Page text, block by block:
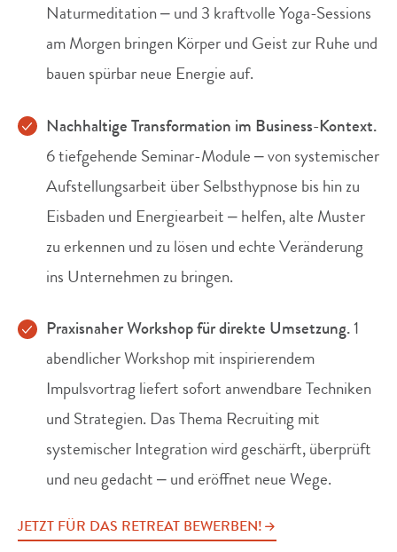
Naturmeditation – und 3 kraftvolle Yoga-Sessions
am Morgen bringen Körper und Geist zur Ruhe und
bauen spürbar neue Energie auf.
Nachhaltige Transformation im Business-Kontext.
6 tiefgehende Seminar-Module – von systemischer
Aufstellungsarbeit über Selbsthypnose bis hin zu
Eisbaden und Energiearbeit – helfen, alte Muster
zu erkennen und zu lösen und echte Veränderung
ins Unternehmen zu bringen.
Praxisnaher Workshop für direkte Umsetzung.1
abendlicher Workshop mit inspirierendem
Impulsvortrag liefert sofort anwendbare Techniken
und Strategien. Das Thema Recruiting mit
systemischer Integration wird geschärft, überprüft
und neu gedacht – und eröffnet neue Wege.
JETZT FÜR DAS RETREAT BEWERBEN!